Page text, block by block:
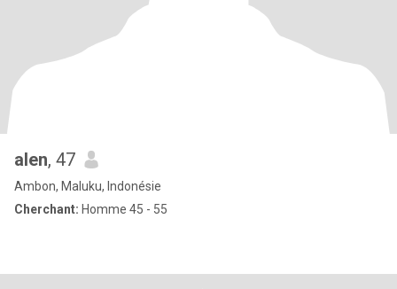
alen, 47
Ambon, Maluku, Indonésie
Cherchant: Homme 45 - 55